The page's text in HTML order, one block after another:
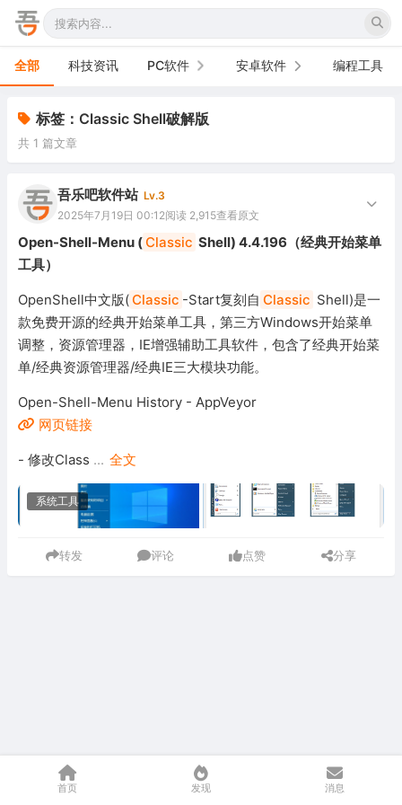
首页 发现 消息
全部 科技资讯 PC软件
办公软件
网络软件
图形图像
游戏娱乐
安全防御
系统下载
安卓软件
手机软件
电视软件
车机软件
编程工具
标签：Classic Shell破解版
共 1 篇文章
吾乐吧软件站 Lv.3
2025年7月19日 00:12阅读 2,915查看原文
Open-Shell-Menu (Classic Shell) 4.4.196（经典开始菜单
工具）
OpenShell中文版(Classic -Start复刻自 Classic Shell)是一
款免费开源的经典开始菜单工具，第三方Windows开始菜单
调整，资源管理器，IE增强辅助工具软件，包含了经典开始菜
单/经典资源管理器/经典IE三大模块功能。
Open-Shell-Menu History - AppVeyor
网页链接
- 修改Class ... 全文
系统工具
转发 评论 点赞 分享